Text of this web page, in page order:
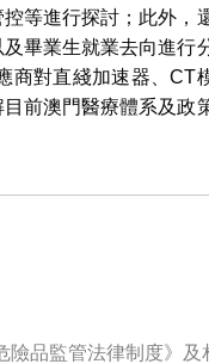
等進行探討；此外，
畢業生就業去向進行
對直綫加速器、CT
前澳門醫療體系及政
險品監管法律制度》